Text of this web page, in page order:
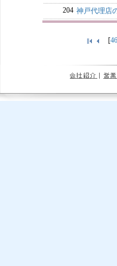
204 神戸代理店
[46